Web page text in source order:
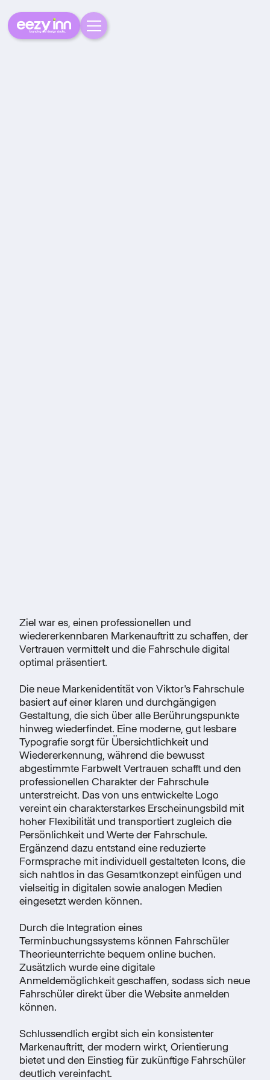
Ziel war es, einen professionellen und
wiedererkennbaren Markenauftritt zu schaffen, der
Vertrauen vermittelt und die Fahrschule digital
optimal präsentiert.
Die neue Markenidentität von Viktor's Fahrschule
basiert auf einer klaren und durchgängigen
Gestaltung, die sich über alle Berührungspunkte
hinweg wiederfindet. Eine moderne, gut lesbare
Typografie sorgt für Übersichtlichkeit und
Wiedererkennung, während die bewusst
abgestimmte Farbwelt Vertrauen schafft und den
professionellen Charakter der Fahrschule
unterstreicht. Das von uns entwickelte Logo
vereint ein charakterstarkes Erscheinungsbild mit
hoher Flexibilität und transportiert zugleich die
Persönlichkeit und Werte der Fahrschule.
Ergänzend dazu entstand eine reduzierte
Formsprache mit individuell gestalteten Icons, die
sich nahtlos in das Gesamtkonzept einfügen und
vielseitig in digitalen sowie analogen Medien
eingesetzt werden können.
Durch die Integration eines
Terminbuchungssystems können Fahrschüler
Theorieunterrichte bequem online buchen.
Zusätzlich wurde eine digitale
Anmeldemöglichkeit geschaffen, sodass sich neue
Fahrschüler direkt über die Website anmelden
können.
Schlussendlich ergibt sich ein konsistenter
Markenauftritt, der modern wirkt, Orientierung
bietet und den Einstieg für zukünftige Fahrschüler
deutlich vereinfacht.